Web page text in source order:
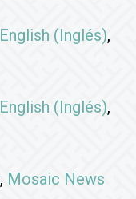
English (Inglés)
English (Inglés)
, Mosaic News